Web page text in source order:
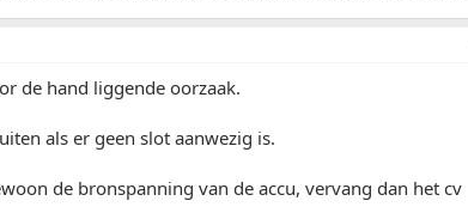
de hand liggende oorzaak.
als er geen slot aanwezig is.
de bronspanning van de accu, vervang dan het cv